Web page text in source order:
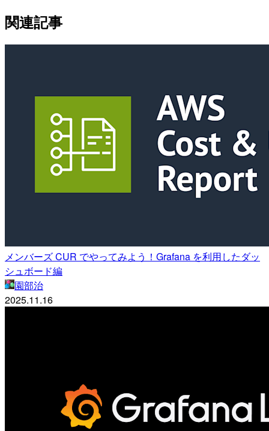
関連記事
メンバーズ CUR でやってみよう！Grafana を利用したダッ
シュボード編
園部治
2025.11.16